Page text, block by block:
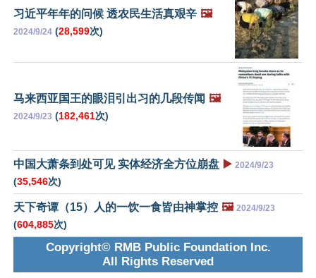
习近平年年的问候 透农民生活真艰辛 🖼️
2024/9/24 (28,599次)
马来西亚国王的眼泪引出习的几段传闻 🖼️
2024/9/23 (182,461次)
中国大萧条到处可见 实体经济全方位崩盘 ▶️ 2024/9/23
(35,546次)
天下奇谭（15）人的一饮一食皆由神掌控 🖼️ 2024/9/23
(604,885次)
Copyright© RMB Public Foundation Inc.
All Rights Reserved